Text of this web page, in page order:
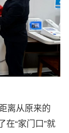
离从原来的
在“家门口”就